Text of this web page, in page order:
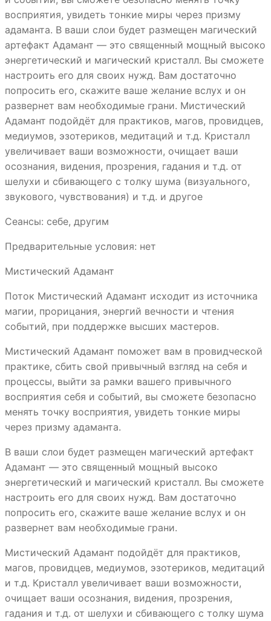
восприятия, увидеть тонкие миры через призму
адаманта. В ваши слои будет размещен магический
артефакт Адамант — это священный мощный высоко
энергетический и магический кристалл. Вы сможете
настроить его для своих нужд. Вам достаточно
попросить его, скажите ваше желание вслух и он
развернет вам необходимые грани. Мистический
Адамант подойдёт для практиков, магов, провидцев,
медиумов, эзотериков, медитаций и т.д. Кристалл
увеличивает ваши возможности, очищает ваши
осознания, видения, прозрения, гадания и т.д. от
шелухи и сбивающего с толку шума (визуального,
звукового, чувствования) и т.д. и другое
Сеансы: себе, другим
Предварительные условия: нет
Мистический Адамант
Поток Мистический Адамант исходит из источника
магии, прорицания, энергий вечности и чтения
событий, при поддержке высших мастеров.
Мистический Адамант поможет вам в провидческой
практике, сбить свой привычный взгляд на себя и
процессы, выйти за рамки вашего привычного
восприятия себя и событий, вы сможете безопасно
менять точку восприятия, увидеть тонкие миры
через призму адаманта.
В ваши слои будет размещен магический артефакт
Адамант — это священный мощный высоко
энергетический и магический кристалл. Вы сможете
настроить его для своих нужд. Вам достаточно
попросить его, скажите ваше желание вслух и он
развернет вам необходимые грани.
Мистический Адамант подойдёт для практиков,
магов, провидцев, медиумов, эзотериков, медитаций
и т.д. Кристалл увеличивает ваши возможности,
очищает ваши осознания, видения, прозрения,
гадания и т.д. от шелухи и сбивающего с толку шума